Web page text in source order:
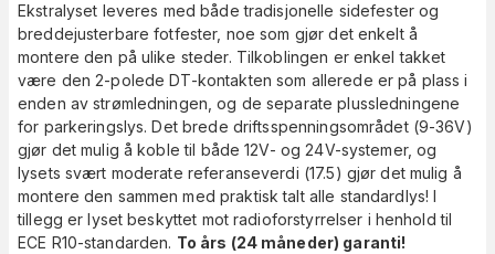
Ekstralyset leveres med både tradisjonelle sidefester og
breddejusterbare fotfester, noe som gjør det enkelt å
montere den på ulike steder. Tilkoblingen er enkel takket
være den 2-polede DT-kontakten som allerede er på plass i
enden av strømledningen, og de separate plussledningene
for parkeringslys. Det brede driftsspenningsområdet (9-36V)
gjør det mulig å koble til både 12V- og 24V-systemer, og
lysets svært moderate referanseverdi (17.5) gjør det mulig å
montere den sammen med praktisk talt alle standardlys! I
tillegg er lyset beskyttet mot radioforstyrrelser i henhold til
ECE R10-standarden. To års (24 måneder) garanti!